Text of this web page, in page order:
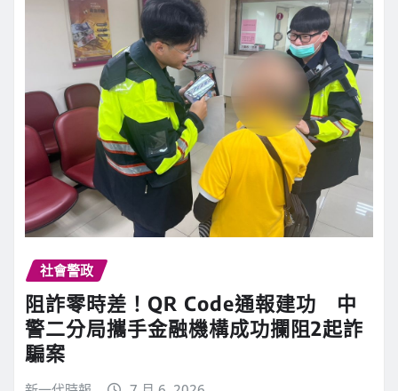
社會警政
阻詐零時差！QR Code通報建功 中
警二分局攜手金融機構成功攔阻2起詐
騙案